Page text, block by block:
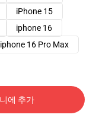
iPhone 15
iphone 16
iphone 16 Pro Max
에 추가